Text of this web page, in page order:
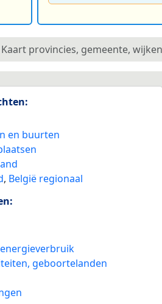
Kaart provincies, gemeente,
en buurten
, België regionaal
geboortelanden